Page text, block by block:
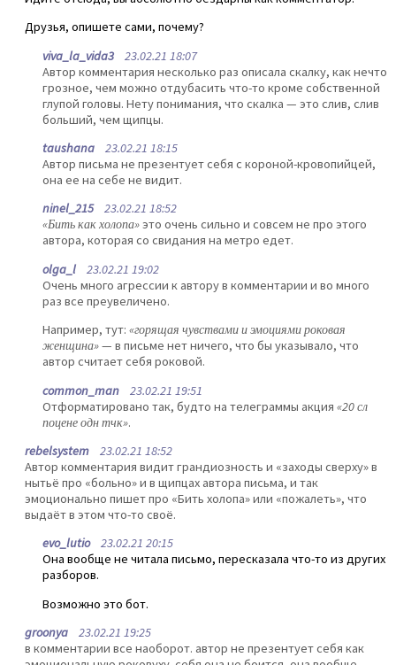
Друзья, опишете сами, почему?
viva_la_vida3 23.02.21 18:07
Автор комментария несколько раз описала скалку, как нечто
грозное, чем можно отдубасить что-то кроме собственной
глупой головы. Нету понимания, что скалка — это слив, слив
больший, чем щипцы.
taushana 23.02.21 18:15
Автор письма не презентует себя с короной-кровопийцей,
она ее на себе не видит.
ninel_21523.02.21 18:52
«Бить как холопа»это очень сильно и совсем не про этого
автора, которая со свидания на метро едет.
olga_l 23.02.21 19:02
Очень много агрессии к автору в комментарии и во много
раз все преувеличено.
Например, тут: «горящая чувствами и эмоциями роковая
женщина»— в письме нет ничего, что бы указывало, что
автор считает себя роковой.
common_man 23.02.21 19:51
Отформатировано так, будто на телеграммы акция «20 сл
поцене одн тчк».
rebelsystem 23.02.21 18:52
Автор комментария видит грандиозность и «заходы сверху» в
нытьё про «больно» и в щипцах автора письма, и так
эмоционально пишет про «Бить холопа» или «пожалеть», что
выдаёт в этом что-то своё.
evo_lutio23.02.21 20:15
Она вообще не читала письмо, пересказала что-то из других
разборов.
Возможно это бот.
groonya 23.02.21 19:25
в комментарии все наоборот. автор не презентует себя как